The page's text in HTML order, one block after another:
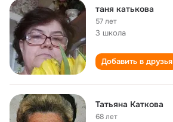
таня катькова
57 лет
3 школа
Добавить в друзья
Татьяна Каткова
68 лет